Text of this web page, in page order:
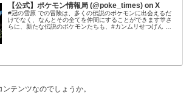
【公式】ポケモン情報局 (@poke_times) on X
#冠の雪原 での冒険は、多くの伝説のポケモンに出会えるだ
けでなく、なんとその全てを仲間にすることができます🎊さ
らに、新たな伝説のポケモンたちも、#カンムリせつげん の
ンテンツなのでしょうか。